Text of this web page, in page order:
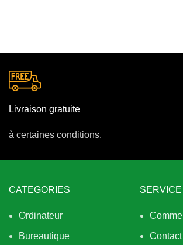
Livraison gratuite
à certaines conditions.
CATEGORIES
Ordinateur
Bureautique Contact